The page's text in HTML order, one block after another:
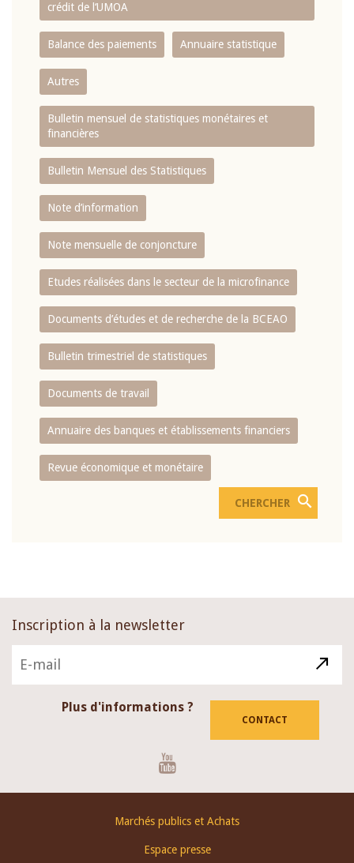
crédit de l‘UMOA
Balance des paiements Annuaire statistique
Autres
Bulletin mensuel de statistiques monétaires et
financières
Bulletin Mensuel des Statistiques
Note d’information
Note mensuelle de conjoncture
Etudes réalisées dans le secteur de la microfinance
Documents d’études et de recherche de la BCEAO
Bulletin trimestriel de statistiques
Documents de travail
Annuaire des banques et établissements financiers
Revue économique et monétaire
Inscription à la newsletter
Plus d'informations ?
CONTACT
Marchés publics et Achats
Espace presse